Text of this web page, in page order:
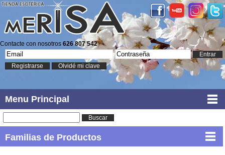
Contacte con nosotros 626 807 542
Entrar
Registrarse
Olvidé mi clave
Menu Principal
Buscar
Familias de Productos